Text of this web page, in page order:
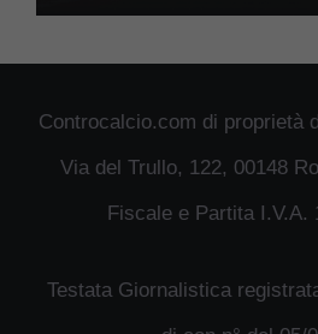
Controcalcio.com di proprietà
Via del Trullo, 122, 00148
Fiscale e Partita I.V.A.
Testata Giornalistica